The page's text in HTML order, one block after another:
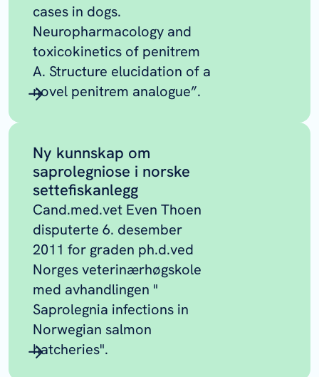
cases in dogs.
Neuropharmacology and
toxicokinetics of penitrem
A. Structure elucidation of a
novel penitrem analogue”.
Ny kunnskap om
saprolegniose i norske
settefiskanlegg
Cand.med.vet Even Thoen
disputerte 6. desember
2011 for graden ph.d.ved
Norges veterinærhøgskole
med avhandlingen "
Saprolegnia infections in
Norwegian salmon
hatcheries".